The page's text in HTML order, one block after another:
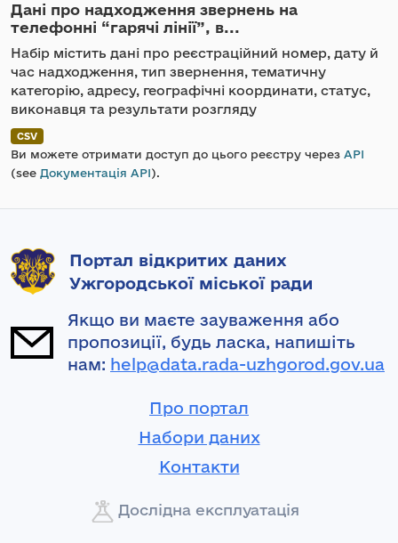
Дані про надходження звернень на
телефонні “гарячі лінії”, в...
Набір містить дані про реєстраційний номер, дату й
час надходження, тип звернення, тематичну
категорію, адресу, географічні координати, статус,
виконавця та результати розгляду
CSV
Ви можете отримати доступ до цього реєстру через API
(see Документація API).
Портал відкритих даних
Ужгородської міської ради
Якщо ви маєте зауваження або
пропозиції, будь ласка, напишіть
нам: help@data.rada-uzhgorod.gov.ua
Про портал
Набори даних
Контакти
Дослідна експлуатація